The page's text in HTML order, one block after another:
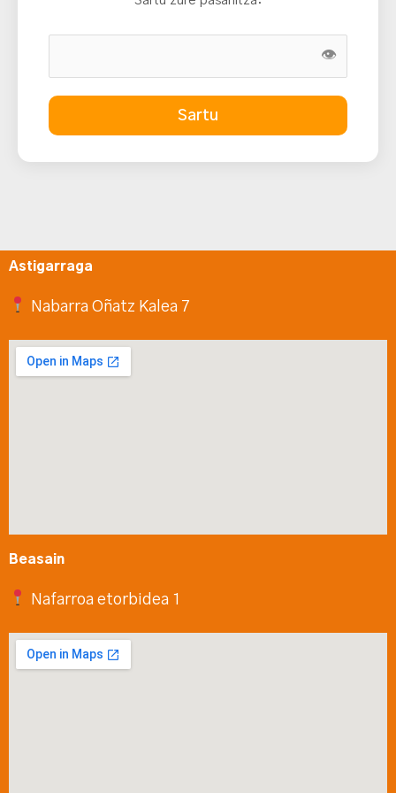
👁
Sartu
Astigarraga
Nabarra Oñatz Kalea 7
Beasain
Nafarroa etorbidea 1